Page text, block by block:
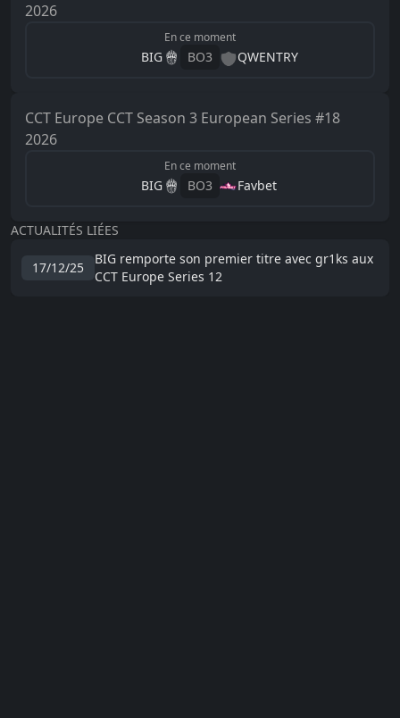
2026
En ce moment
BIG BO3 QWENTRY
CCT Europe CCT Season 3 European Series #18
2026
En ce moment
BIG BO3 Favbet
ACTUALITÉS LIÉES
17/12/25
BIG remporte son premier titre avec gr1ks aux
CCT Europe Series 12